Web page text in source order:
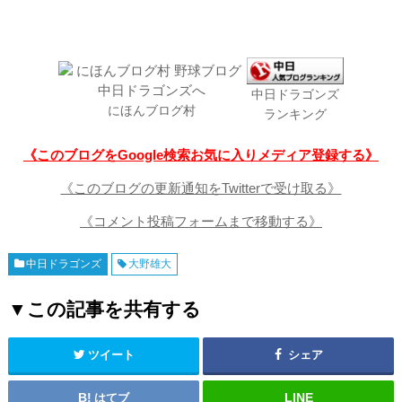
にほんブログ村
中日ドラゴンズ
ランキング
《このブログをGoogle検索お気に入りメディア登録する》
《このブログの更新通知をTwitterで受け取る》
《コメント投稿フォームまで移動する》
中日ドラゴンズ 大野雄大
▼この記事を共有する
ツイート シェア
はてブ